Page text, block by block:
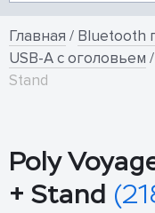
Главная / Bluetooth
USB-A с оголовьем /
Stand
Poly
+ Stand